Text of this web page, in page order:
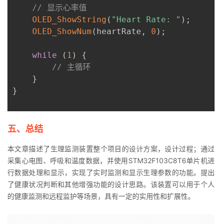
// 显示心率值
OLED_ShowString ( "Heart Rate: " ) ;
OLED_ShowNum ( heartRate , 0 ) ;
while ( 1 )
{
// 主循环
}
}
五、总结
本文章描述了生理监测装置整个项目的设计方案，设计过程；通过
采集心电图、呼吸和温度数据，并使用STM32F103C8T6单片机进
行数据处理和显示，实现了实时监测和显示生理参数的功能。提出
了健康状况判断和其他增强功能的设计思路。该装置可以用于个人
的健康监测和远程监护等场景，具有一定的实用性和扩展性。